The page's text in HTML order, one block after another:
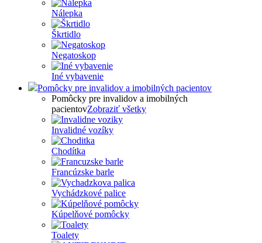
Nálepka
Škrtidlo
Negatoskop
Iné vybavenie
Pomôcky pre invalidov a imobilných pacientov
Pomôcky pre invalidov a imobilných
pacientovZobraziť všetky
Invalidné vozíky
Chodítka
Francúzske barle
Vychádzkové palice
Kúpelňové pomôcky
Toalety